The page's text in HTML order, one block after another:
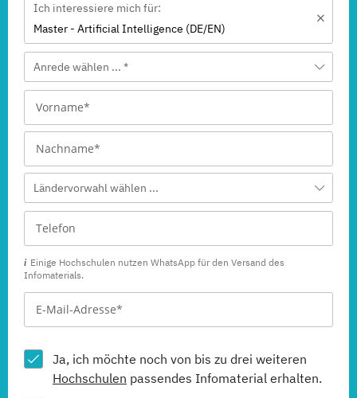
Ich interessiere mich für:
Master - Artificial Intelligence (DE/EN)
Anrede wählen ... *
Ländervorwahl wählen ...
Einige Hochschulen nutzen WhatsApp für den Versand des
Infomaterials.
Ja, ich möchte noch von bis zu drei weiteren
Hochschulen passendes Infomaterial erhalten.